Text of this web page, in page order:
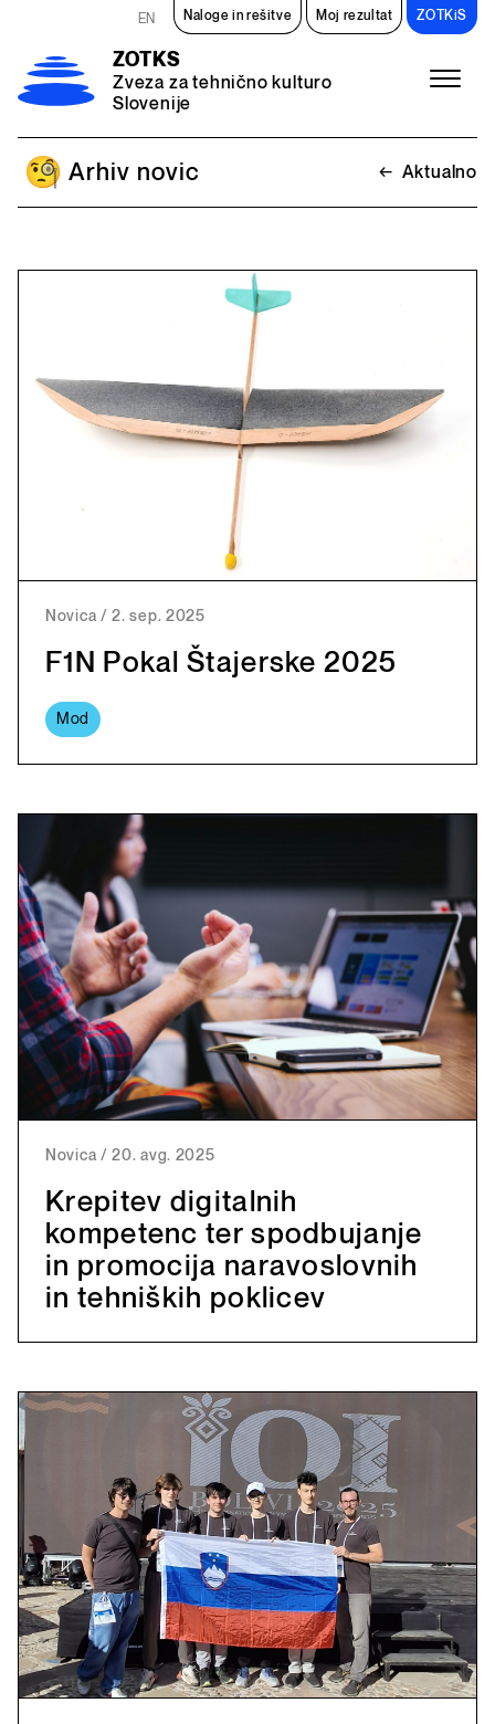
Preskoči na vsebino
EN Naloge in rešitve Moj rezultat ZOTKiS
ZOTKS
Zveza za tehnično kulturo
Slovenije
Arhiv novic ← Aktualno
Novica /2. sep. 2025
F1N Pokal Štajerske 2025
Mod
Novica /20. avg. 2025
Krepitev digitalnih
kompetenc ter spodbujanje
in promocija naravoslovnih
in tehniških poklicev